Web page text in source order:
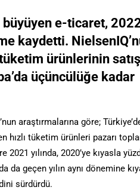
büyüyen e-ticaret,
kaydetti.
ürünlerinin
üçüncülüğe kadar
araştırmalarına göre;
hızlı tüketim ürünleri pazarı
2021 yılında, 2020’ye kıyasla
da geçen yılın aynı dönemine
sürdürdü.